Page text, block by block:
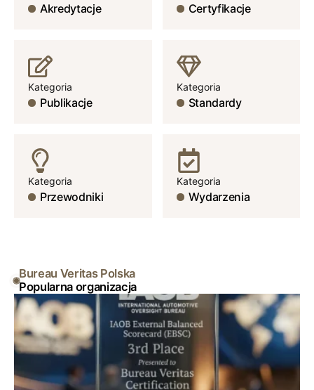
Akredytacje Certyfikacje
Kategoria
Publikacje
Kategoria
Standardy
Kategoria
Przewodniki
Kategoria
Wydarzenia
Popularna organizacja
Bureau Veritas Polska